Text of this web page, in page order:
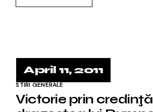
April 11, 2011
STIRI GENERALE
Victorie prin